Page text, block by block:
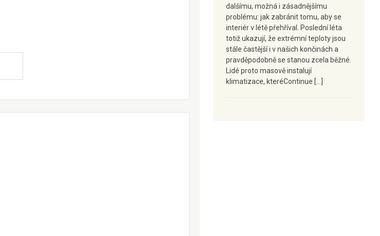
dalšímu, možná i zásadnějšímu
problému: jak zabránit tomu, aby se
interiér v létě přehříval. Poslední léta
totiž ukazují, že extrémní teploty jsou
stále častější i v našich končinách a
pravděpodobně se stanou zcela běžné.
Lidé proto masově instalují
klimatizace, kteréContinue […]